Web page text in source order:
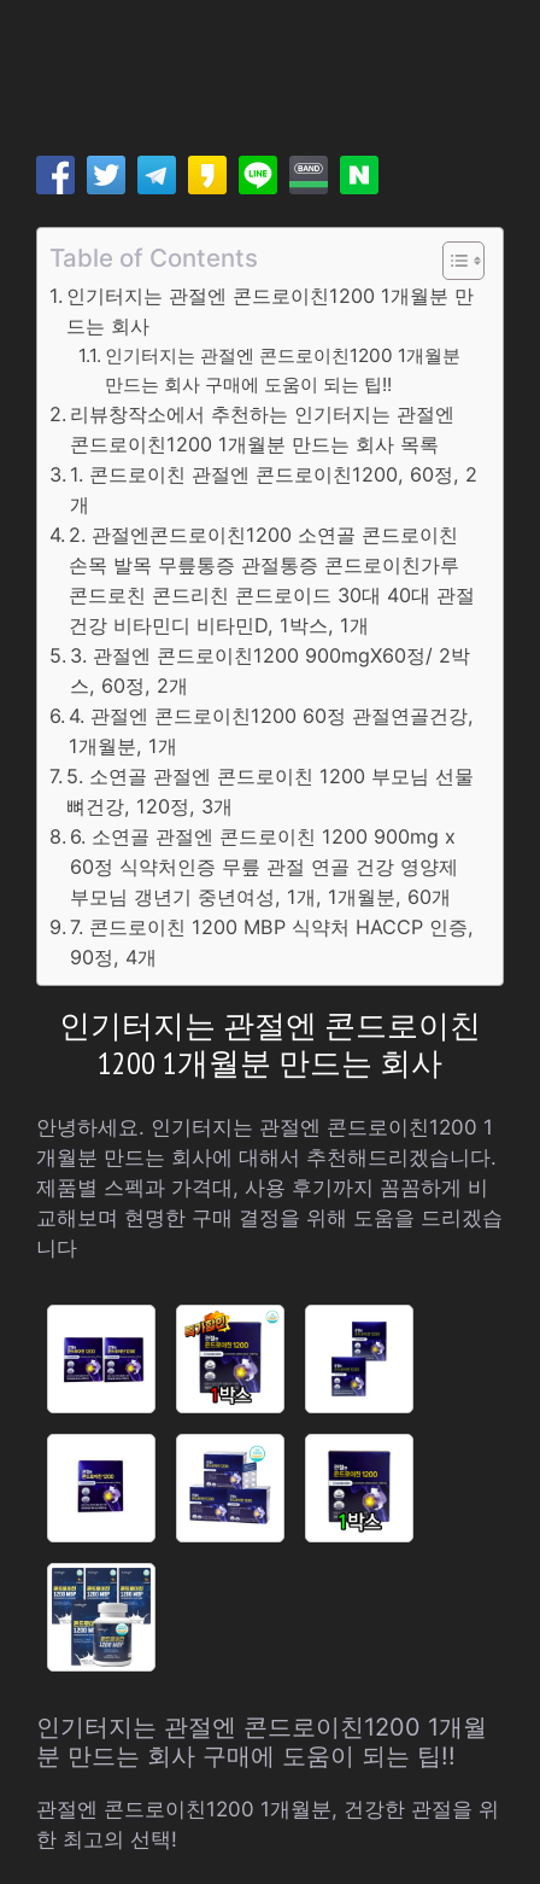
Table of Contents
인기터지는 관절엔 콘드로이친1200 1개월분 만
드는 회사
인기터지는 관절엔 콘드로이친1200 1개월분
만드는 회사 구매에 도움이 되는 팁!!
리뷰창작소에서 추천하는 인기터지는 관절엔
콘드로이친1200 1개월분 만드는 회사 목록
1. 콘드로이친 관절엔 콘드로이친1200, 60정, 2
개
2. 관절엔콘드로이친1200 소연골 콘드로이친
손목 발목 무릎통증 관절통증 콘드로이친가루
콘드로친 콘드리친 콘드로이드 30대 40대 관절
건강 비타민디 비타민D, 1박스, 1개
3. 관절엔 콘드로이친1200 900mgX60정/ 2박
스, 60정, 2개
4. 관절엔 콘드로이친1200 60정 관절연골건강,
1개월분, 1개
5. 소연골 관절엔 콘드로이친 1200 부모님 선물
뼈건강, 120정, 3개
6. 소연골 관절엔 콘드로이친 1200 900mg x
60정 식약처인증 무릎 관절 연골 건강 영양제
부모님 갱년기 중년여성, 1개, 1개월분, 60개
7. 콘드로이친 1200 MBP 식약처 HACCP 인증,
90정, 4개
인기터지는 관절엔 콘드로이친
1200 1개월분 만드는 회사
안녕하세요. 인기터지는 관절엔 콘드로이친1200 1
개월분 만드는 회사에 대해서 추천해드리겠습니다.
제품별 스펙과 가격대, 사용 후기까지 꼼꼼하게 비
교해보며 현명한 구매 결정을 위해 도움을 드리겠습
니다
인기터지는 관절엔 콘드로이친1200 1개월
분 만드는 회사 구매에 도움이 되는 팁!!
관절엔 콘드로이친1200 1개월분, 건강한 관절을 위
한 최고의 선택!